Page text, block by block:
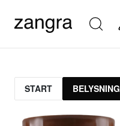
START BELYSNING